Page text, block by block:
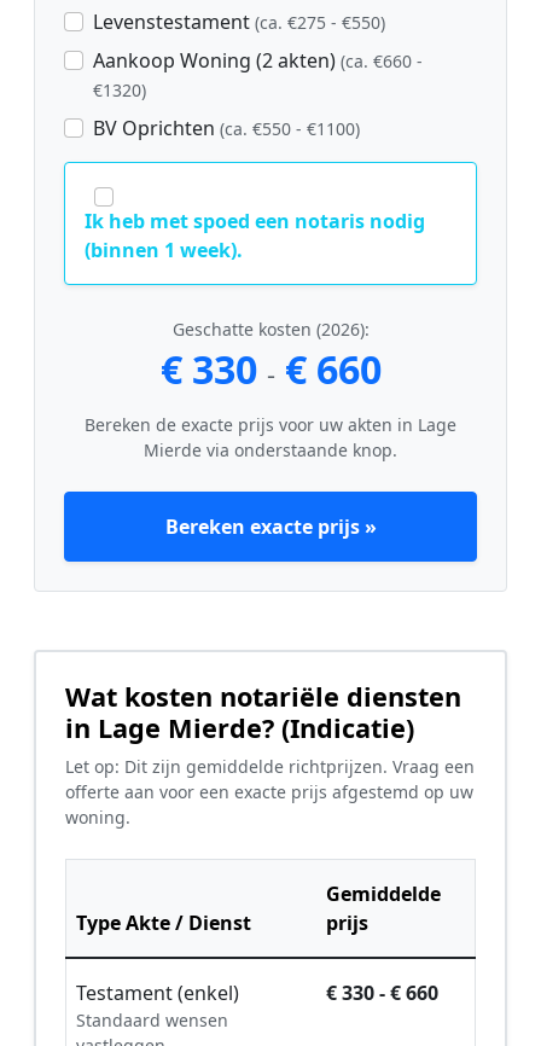
Levenstestament (ca. €275 - €550)
Aankoop Woning (2 akten) (ca. €660 -
€1320)
BV Oprichten (ca. €550 - €1100)
Ik heb met spoed een notaris nodig
(binnen 1 week).
Geschatte kosten (2026):
€ 330 - € 660
Bereken de exacte prijs voor uw akten in Lage
Mierde via onderstaande knop.
Bereken exacte prijs »
Wat kosten notariële diensten
in Lage Mierde? (Indicatie)
Let op: Dit zijn gemiddelde richtprijzen. Vraag een
offerte aan voor een exacte prijs afgestemd op uw
woning.
Type Akte / Dienst
Gemiddelde
prijs
Testament (enkel)
Standaard wensen
€ 330 - € 660